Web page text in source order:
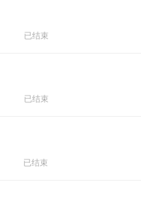
已结束
已结束
已结束